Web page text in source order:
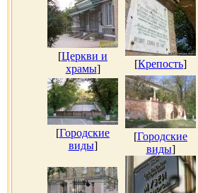
[Церкви и
храмы] [Крепость]
[Городские
виды]
[Городские
виды]